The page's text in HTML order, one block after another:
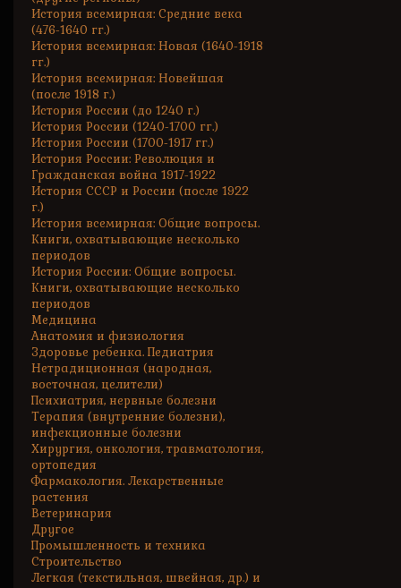
История всемирная: Средние века
(476-1640 гг.)
История всемирная: Новая (1640-1918
гг.)
История всемирная: Новейшая
(после 1918 г.)
История России (до 1240 г.)
История России (1240-1700 гг.)
История России (1700-1917 гг.)
История России: Революция и
Гражданская война 1917-1922
История СССР и России (после 1922
г.)
История всемирная: Общие вопросы.
Книги, охватывающие несколько
периодов
История России: Общие вопросы.
Книги, охватывающие несколько
периодов
Медицина
Анатомия и физиология
Здоровье ребенка. Педиатрия
Нетрадиционная (народная,
восточная, целители)
Психиатрия, нервные болезни
Терапия (внутренние болезни),
инфекционные болезни
Хирургия, онкология, травматология,
ортопедия
Фармакология. Лекарственные
растения
Ветеринария
Другое
Промышленность и техника
Строительство
Легкая (текстильная, швейная, др.) и